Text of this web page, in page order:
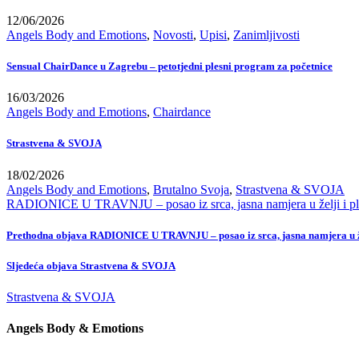
12/06/2026
Angels Body and Emotions, Novosti, Upisi, Zanimljivosti
Sensual ChairDance u Zagrebu – petotjedni plesni program za početnice
16/03/2026
Angels Body and Emotions, Chairdance
Strastvena & SVOJA
18/02/2026
Angels Body and Emotions, Brutalno Svoja, Strastvena & SVOJA
RADIONICE U TRAVNJU – posao iz srca, jasna namjera u želji i
Prethodna objava RADIONICE U TRAVNJU – posao iz srca, jasna namjera u
Sljedeća objava Strastvena & SVOJA
Strastvena & SVOJA
Angels Body & Emotions